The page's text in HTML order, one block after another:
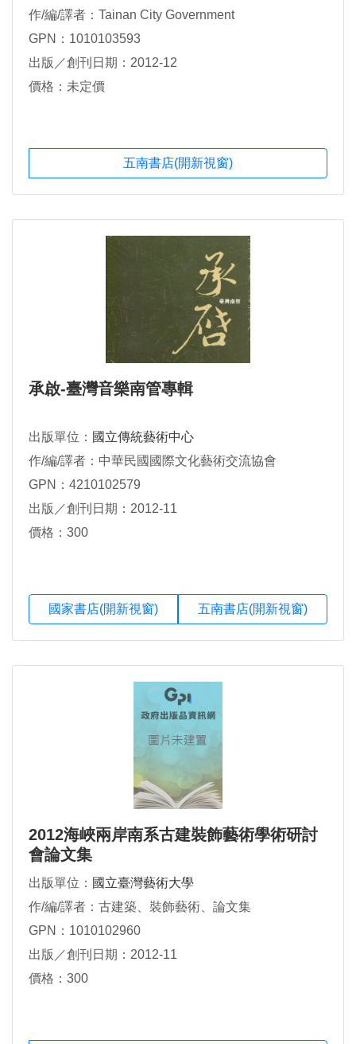
作/編/譯者：Tainan City Government
GPN：1010103593
出版／創刊日期：2012-12
價格：未定價
五南書店(開新視窗)
承啟-臺灣音樂南管專輯
出版單位： 國立傳統藝術中心
作/編/譯者：中華民國國際文化藝術交流協會
GPN：4210102579
出版／創刊日期：2012-11
價格：300
國家書店(開新視窗) 五南書店(開新視窗)
2012海峽兩岸南系古建裝飾藝術學術研討
會論文集
出版單位： 國立臺灣藝術大學
作/編/譯者：古建築、裝飾藝術、論文集
GPN：1010102960
出版／創刊日期：2012-11
價格：300